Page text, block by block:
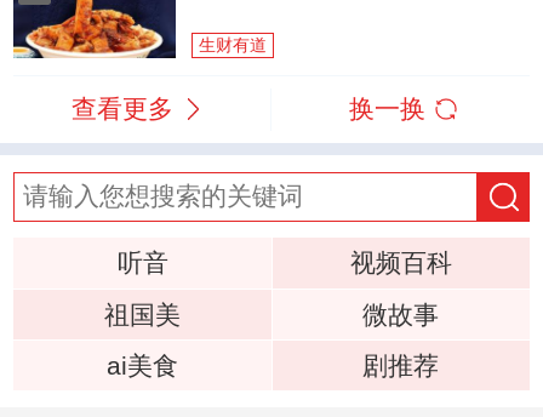
生财有道
查看更多 换一换
听音
视频百科
祖国美
微故事
ai美食
剧推荐